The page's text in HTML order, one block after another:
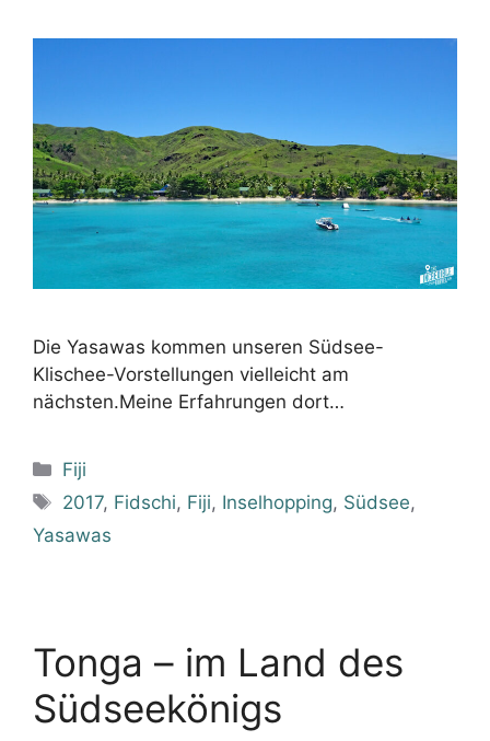
Die Yasawas kommen unseren Südsee-
Klischee-Vorstellungen vielleicht am
nächsten.Meine Erfahrungen dort…
Kategorien
Fiji
Schlagwörter
2017, Fidschi, Fiji, Inselhopping, Südsee,
Yasawas
Tonga – im Land des
Südseekönigs